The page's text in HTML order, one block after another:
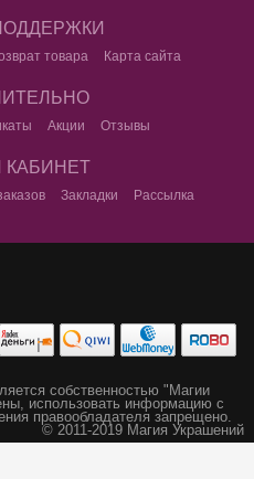
товара Карта сайта
Акции Отзывы
Закладки Рассылка
собственностью "Магии
использовать информацию с
правообладателя запрещено.
© 2011-2019 Магия Украшений